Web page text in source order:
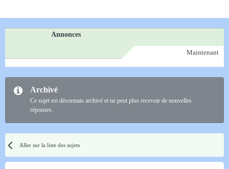
Annonces
Maintenant
Archivé
Ce sujet est désormais archivé et ne peut plus recevoir de nouvelles
réponses.
Aller sur la liste des sujets